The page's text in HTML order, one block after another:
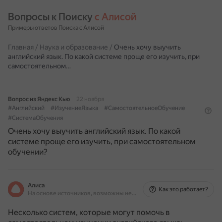
Вопросы к Поиску с Алисой
Примеры ответов Поиска с Алисой
Главная / Наука и образование / Очень хочу выучить
английский язык. По какой системе проще его изучить, при
самостоятельном…
Вопрос из Яндекс Кью
22 ноября
#Английский
#ИзучениеЯзыка
#СамостоятельноеОбучение
#СистемаОбучения
Очень хочу выучить английский язык. По какой
системе проще его изучить, при самостоятельном
обучении?
Алиса
На основе источников, возможны неточности
Как это работает?
Несколько систем, которые могут помочь в